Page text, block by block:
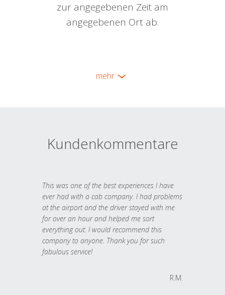
zur angegebenen Zeit am
angegebenen Ort ab.
mehr
Kundenkommentare
This was one of the best experiences I have
ever had with a cab company. I had problems
at the airport and the driver stayed with me
for over an hour and helped me sort
everything out. I would recommend this
company to anyone. Thank you for such
fabulous service!
R.M.